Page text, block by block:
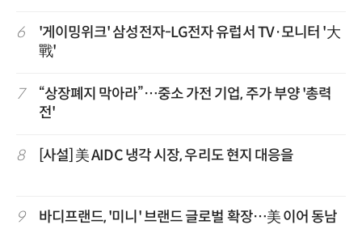
6
'게이밍위크' 삼성전자-LG전자 유럽서 TV·모니터 '大
戰'
7
“상장폐지 막아라”…중소 가전 기업, 주가 부양 '총력
전'
8 [사설] 美 AIDC 냉각 시장, 우리도 현지 대응을
9
바디프랜드, '미니' 브랜드 글로벌 확장…美 이어 동남